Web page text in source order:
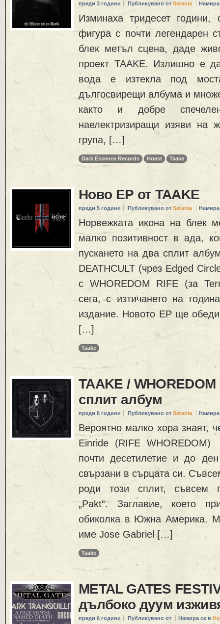
преди 3 години Публикувано от Satania
Изминаха тридесет години,
фигура с почти легендарен
блек метъл сцена, даде
проект TAAKЕ. Излишно е
вода е изтекла под
дългосвирещи албума и
както и добре
наелектризиращи изяви на
група, […]
Dark Essence Records Hoest Taake
Ново ЕР от TAAKE
преди 5 години Публикувано от Satania
Норвежката икона на блек
малко позитивност в ада,
пускането на два сплит
DEATHCULT (чрез Edged
с WHOREDOM RIFE (за
сега, с изтичането на
издание. Новото EP ще
[…]
Taake
TAAKE /
сплит албум
преди 6 години Публикувано от Satania
Вероятно малко хора знаят,
Einride (RIFE
почти десетилетие и до
свързани в сърцата си.
роди този сплит, съвсем
„Pakt“. Заглавие, което
обиколка в Южна Америка.
име Jose Gabriel […]
Taake
METAL GATES
дълбоко дуум
преди 6 години Публикувано от Намира се в